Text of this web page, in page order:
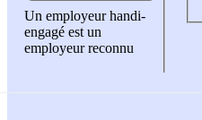
Un employeur handi-
engagé est un
employeur reconnu